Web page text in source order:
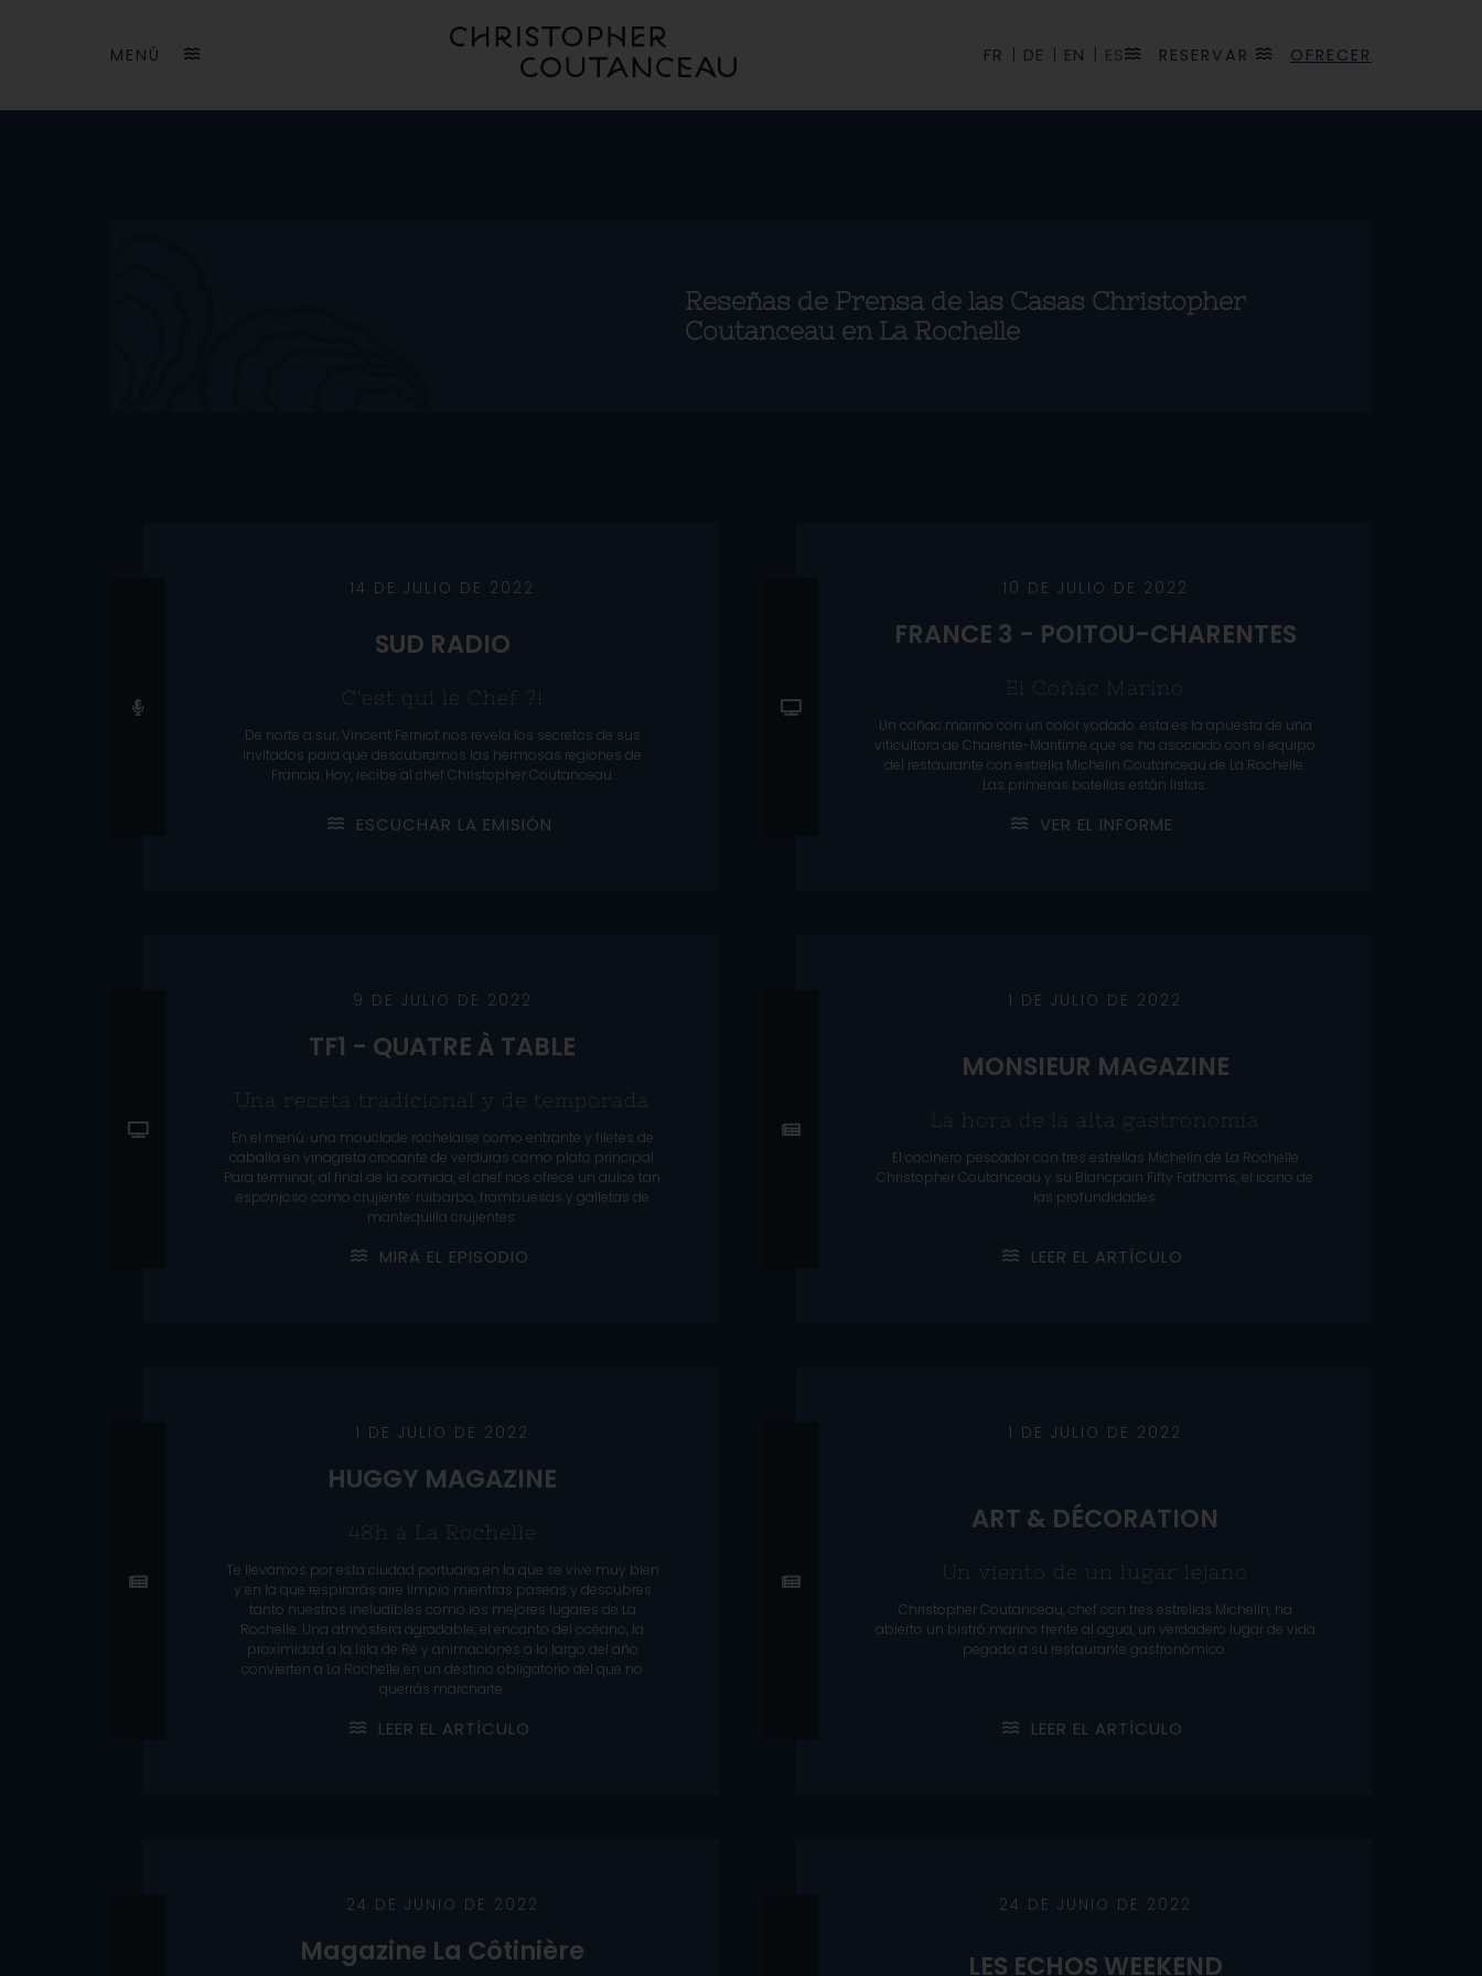
M E N Ú FR | DE | EN | ES R E S E R V A R OFRECER
Reseñas de Prensa de las Casas Christopher
Coutanceau en La Rochelle
14 DE JULIO DE 2022
SUD RADIO
C'est qui le Chef ?!
De norte a sur, Vincent Ferniot nos revela los secretos de sus
invitados para que descubramos las hermosas regiones de
Francia. Hoy, recibe al chef Christopher Coutanceau.
ESCUCHAR LA EMISIÓN
10 DE JULIO DE 2022
FRANCE 3 - POITOU-CHARENTES
El Coñac Marino
Un coñac marino con un color yodado: esta es la apuesta de una
viticultora de Charente-Maritime que se ha asociado con el equipo
del restaurante con estrella Michelin Coutanceau de La Rochelle.
Las primeras botellas están listas.
VER EL INFORME
9 DE JULIO DE 2022
TF1 - QUATRE À TABLE
Una receta tradicional y de temporada
En el menú: una mouclade rochelaise como entrante y filetes de
caballa en vinagreta crocante de verduras como plato principal.
Para terminar, al final de la comida, el chef nos ofrece un dulce tan
esponjoso como crujiente: ruibarbo, frambuesas y galletas de
mantequilla crujientes.
MIRA EL EPISODIO
1 DE JULIO DE 2022
MONSIEUR MAGAZINE
La hora de la alta gastronomía
El cocinero pescador con tres estrellas Michelin de La Rochelle
Christopher Coutanceau y su Blancpain Fifty Fathoms, el icono de
las profundidades.
LEER EL ARTÍCULO
1 DE JULIO DE 2022
HUGGY MAGAZINE
48h à La Rochelle
Te llevamos por esta ciudad portuaria en la que se vive muy bien
y en la que respirarás aire limpio mientras paseas y descubres
tanto nuestros ineludibles como los mejores lugares de La
Rochelle. Una atmósfera agradable, el encanto del océano, la
proximidad a la Isla de Ré y animaciones a lo largo del año
convierten a La Rochelle en un destino obligatorio del que no
querrás marcharte.
LEER EL ARTÍCULO
1 DE JULIO DE 2022
ART & DÉCORATION
Un viento de un lugar lejano
Christopher Coutanceau, chef con tres estrellas Michelin, ha
abierto un bistró marino frente al agua, un verdadero lugar de vida
pegado a su restaurante gastronómico.
LEER EL ARTÍCULO
24 DE JUNIO DE 2022
Magazine La Côtinière
24 DE JUNIO DE 2022
LES ECHOS WEEKEND